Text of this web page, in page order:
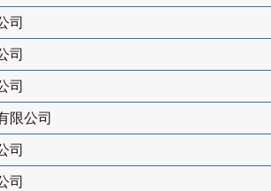
司
司
司
限公司
司
司